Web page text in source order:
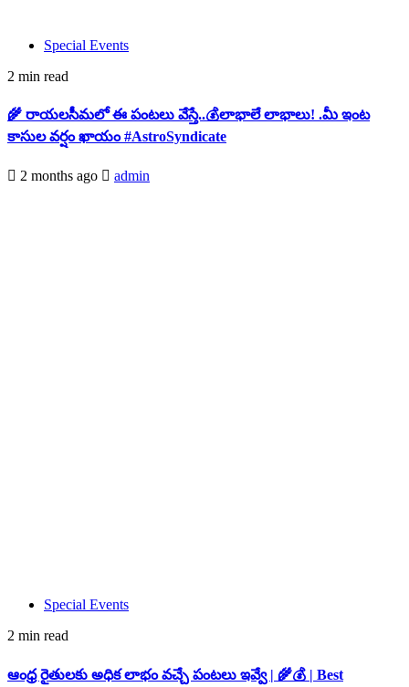
Special Events
2 min read
🌾 రాయలసీమలో ఈ పంటలు వేస్తే..💰లాభాలే లాభాలు! .మీ ఇంట
కాసుల వర్షం ఖాయం #AstroSyndicate
2 months ago admin
Special Events
2 min read
ఆంధ్ర రైతులకు అధిక లాభం వచ్చే పంటలు ఇవ్వే | 🌾💰 | Best